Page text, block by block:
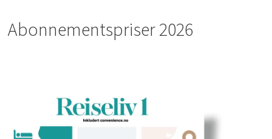
Abonnementspriser 2026